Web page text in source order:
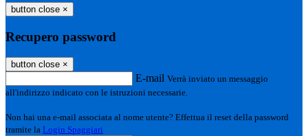
button close ×
Recupero password
button close ×
E-mail Verrà inviato un messaggio
all'indirizzo indicato con le istruzioni necessarie.
Non hai una e-mail associata al nome utente? Effettua il reset della password
tramite la Login Spaggiari